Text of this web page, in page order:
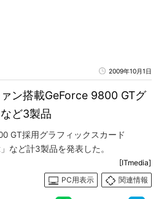
2009年10月1日
ン搭載GeForce 9800 GTグ
ど3製品
GT採用グラフィックスカード
など計3製品を発表した。
[ITmedia]
PC用表示
関連情報